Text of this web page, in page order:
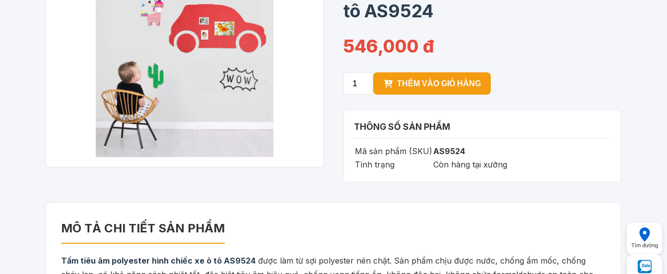
tô AS9524
546,000 đ
THÊM VÀO GIỎ HÀNG
THÔNG SỐ SẢN PHẨM
Mã sản phẩm (SKU) AS9524
Tình trạng
Còn hàng tại xưởng
MÔ TẢ CHI TIẾT SẢN PHẨM
Tấm tiêu âm polyester hình chiếc xe ô tô AS9524 được làm từ sợi polyester nén chặt. Sản phẩm chịu được nước, chống ẩm mốc, chống
Tìm đường